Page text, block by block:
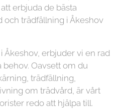
erbjuda de bästa
och trädfällning i Åkeshov
Åkeshov, erbjuder vi en rad
Oavsett om du
trädfällning,
om trädvård, är vårt
redo att hjälpa till.